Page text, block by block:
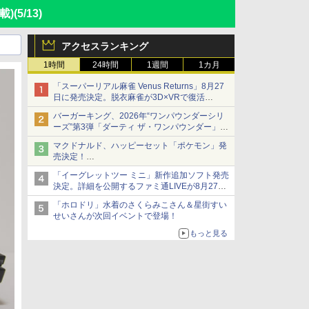
)(5/13)
アクセスランキング
1時間 24時間 1週間 1カ月
「スーパーリアル麻雀 Venus Returns」8月27
日に発売決定。脱衣麻雀が3D×VRで復活
発売から2週間は20%オフになるセールが実施
バーガーキング、2026年“ワンパウンダーシリ
ーズ”第3弾「ダーティ ザ・ワンパウンダー」を
8月7日発売
「特製ガーリックマヨソース」を使用した超大
型チーズバーガー
マクドナルド、ハッピーセット「ポケモン」発
売決定！
ポケモン30周年記念で30匹が大集合
「イーグレットツー ミニ」新作追加ソフト発売
決定。詳細を公開するファミ通LIVEが8月27日
20時から配信
シリーズ累計100タイトルへ
「ホロドリ」水着のさくらみこさん＆星街すい
せいさんが次回イベントで登場！
もっと見る